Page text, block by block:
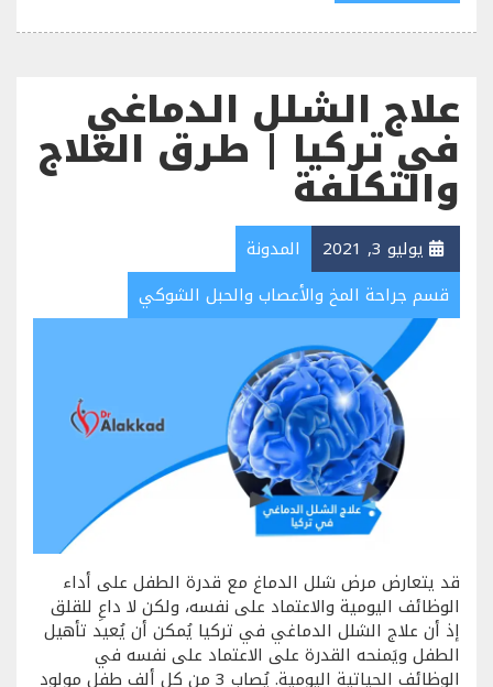
علاج الشلل الدماغي
في تركيا | طرق العلاج
والتكلفة
يوليو 3, 2021
المدونة
قسم جراحة المخ والأعصاب والحبل الشوكي
قد يتعارض مرض شلل الدماغ مع قدرة الطفل على أداء
الوظائف اليومية والاعتماد على نفسه، ولكن لا داعِ للقلق
إذ أن علاج الشلل الدماغي في تركيا يُمكن أن يُعيد تأهيل
الطفل ويَمنحه القدرة على الاعتماد على نفسه في
الوظائف الحياتية اليومية. يُصاب 3 من كل ألف طفل مولود